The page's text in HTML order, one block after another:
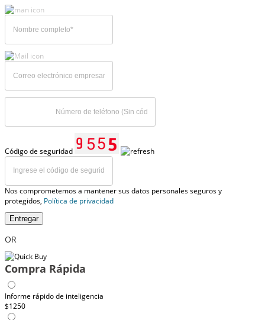
Código de seguridad
Nos comprometemos a mantener sus datos personales seguros y
protegidos, Política de privacidad
Entregar
OR
Compra Rápida
Informe rápido de inteligencia
$1250